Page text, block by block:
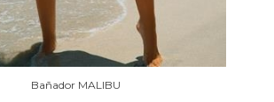
Bañador MALIBU